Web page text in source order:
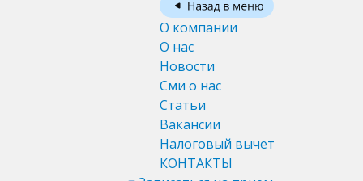
О компании
О нас
Новости
Сми о нас
Статьи
Вакансии
Налоговый вычет
КОНТАКТЫ